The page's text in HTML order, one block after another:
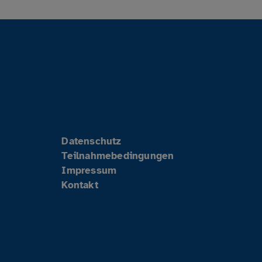
Datenschutz
Teilnahmebedingungen
Impressum
Kontakt